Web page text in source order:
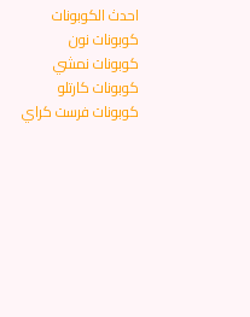
احدث الكوبونات
كوبونات نون
كوبونات نمشي
كوبونات كارتلو
كوبونات فرست كراي